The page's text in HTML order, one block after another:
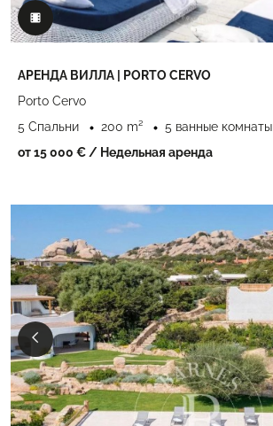
АРЕНДА ВИЛЛА | PORTO CERVO
Porto Cervo
5 Спальни
200 m²
5 ванные комнаты
от 15 000 € / Недельная аренда